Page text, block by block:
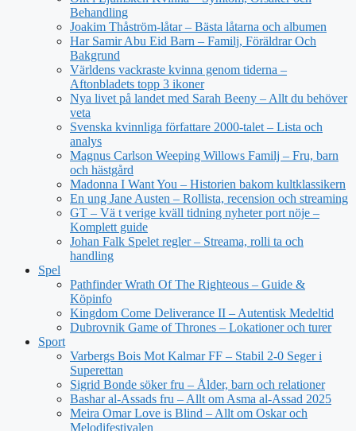
Behandling
Joakim Thåström-låtar – Bästa låtarna och albumen
Har Samir Abu Eid Barn – Familj, Föräldrar Och
Bakgrund
Världens vackraste kvinna genom tiderna –
Aftonbladets topp 3 ikoner
Nya livet på landet med Sarah Beeny – Allt du behöver
veta
Svenska kvinnliga författare 2000-talet – Lista och
analys
Magnus Carlson Weeping Willows Familj – Fru, barn
och hästgård
Madonna I Want You – Historien bakom kultklassikern
En ung Jane Austen – Rollista, recension och streaming
GT – Vä t verige kväll tidning nyheter port nöje –
Komplett guide
Johan Falk Spelet regler – Streama, rolli ta och
handling
Spel
Pathfinder Wrath Of The Righteous – Guide &
Köpinfo
Kingdom Come Deliverance II – Autentisk Medeltid
Dubrovnik Game of Thrones – Lokationer och turer
Sport
Varbergs Bois Mot Kalmar FF – Stabil 2-0 Seger i
Superettan
Sigrid Bonde söker fru – Ålder, barn och relationer
Bashar al-Assads fru – Allt om Asma al-Assad 2025
Meira Omar Love is Blind – Allt om Oskar och
Melodifestivalen